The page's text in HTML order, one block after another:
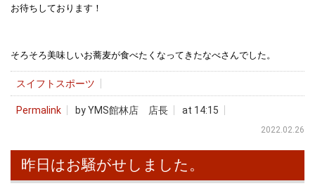
お待ちしております！
そろそろ美味しいお蕎麦が食べたくなってきたなべさんでした。
スイフトスポーツ
Permalink by YMS館林店 店長 at 14:15
2022.02.26
昨日はお騒がせしました。